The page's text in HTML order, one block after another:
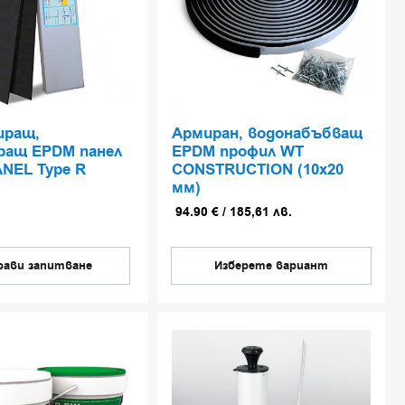
EPDM панел
Type R
запитване
Армиран, водонабъбващ
EPDM профил WT
CONSTRUCTION (10х20
мм)
94.90 € / 185,61 лв.
Изберете вариант